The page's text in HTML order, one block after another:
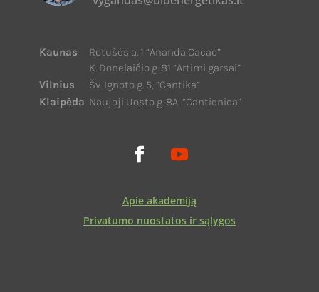
Kaunas
Rotušės a. 1 “Ananda Cacao”
K. Donelaičio g. 81 “Artimi garsai”
Vilnius
Šv. Ignoto g. 5, “Cantika”
Klaipėda Naujoji Uosto g. 8A, “Cantienica”
Apie akademiją
Privatumo nuostatos ir sąlygos